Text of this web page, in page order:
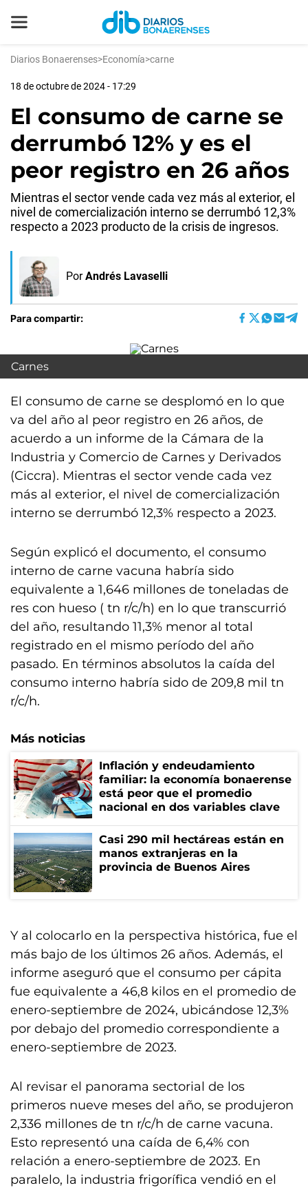
Diarios Bonaerenses>Economía>carne
18 de octubre de 2024 - 17:29
El consumo de carne se
derrumbó 12% y es el
peor registro en 26 años
Mientras el sector vende cada vez más al exterior, el
nivel de comercialización interno se derrumbó 12,3%
respecto a 2023 producto de la crisis de ingresos.
Por Andrés Lavaselli
Para compartir:
Carnes
El consumo de carne se desplomó en lo que
va del año al peor registro en 26 años, de
acuerdo a un informe de la Cámara de la
Industria y Comercio de Carnes y Derivados
(Ciccra). Mientras el sector vende cada vez
más al exterior, el nivel de comercialización
interno se derrumbó 12,3% respecto a 2023.
Según explicó el documento, el consumo
interno de carne vacuna habría sido
equivalente a 1,646 millones de toneladas de
res con hueso ( tn r/c/h) en lo que transcurrió
del año, resultando 11,3% menor al total
registrado en el mismo período del año
pasado. En términos absolutos la caída del
consumo interno habría sido de 209,8 mil tn
r/c/h.
Más noticias
Inflación y endeudamiento
familiar: la economía bonaerense
está peor que el promedio
nacional en dos variables clave
Casi 290 mil hectáreas están en
manos extranjeras en la
provincia de Buenos Aires
Y al colocarlo en la perspectiva histórica, fue el
más bajo de los últimos 26 años. Además, el
informe aseguró que el consumo per cápita
fue equivalente a 46,8 kilos en el promedio de
enero-septiembre de 2024, ubicándose 12,3%
por debajo del promedio correspondiente a
enero-septiembre de 2023.
Al revisar el panorama sectorial de los
primeros nueve meses del año, se produjeron
2,336 millones de tn r/c/h de carne vacuna.
Esto representó una caída de 6,4% con
relación a enero-septiembre de 2023. En
paralelo, la industria frigorífica vendió en el